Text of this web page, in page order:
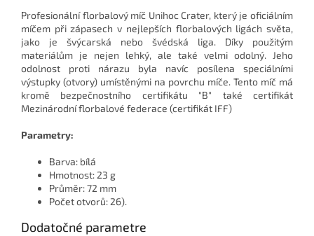
Profesionální florbalový míč Unihoc Crater, který je oficiálním
míčem při zápasech v nejlepších florbalových ligách světa,
jako je švýcarská nebo švédská liga. Díky použitým
materiálům je nejen lehký, ale také velmi odolný. Jeho
odolnost proti nárazu byla navíc posílena speciálními
výstupky (otvory) umístěnými na povrchu míče. Tento míč má
kromě bezpečnostního certifikátu "B" také certifikát
Mezinárodní florbalové federace (certifikát IFF)
Parametry:
Barva: bílá
Hmotnost: 23 g
Průměr: 72 mm
Počet otvorů: 26).
Dodatočné parametre